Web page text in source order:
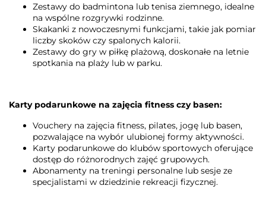
Zestawy do badmintona lub tenisa ziemnego, idealne
na wspólne rozgrywki rodzinne.
Skakanki z nowoczesnymi funkcjami, takie jak pomiar
liczby skoków czy spalonych kalorii.
Zestawy do gry w piłkę plażową, doskonałe na letnie
spotkania na plaży lub w parku.
Karty podarunkowe na zajęcia fitness czy basen:
Vouchery na zajęcia fitness, pilates, jogę lub basen,
pozwalające na wybór ulubionej formy aktywności.
Karty podarunkowe do klubów sportowych oferujące
dostęp do różnorodnych zajęć grupowych.
Abonamenty na treningi personalne lub sesje ze
specjalistami w dziedzinie rekreacji fizycznej.